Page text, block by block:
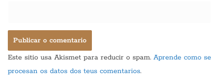
Este sitio usa Akismet para reducir o spam. Aprende como se
procesan os datos dos teus comentarios.